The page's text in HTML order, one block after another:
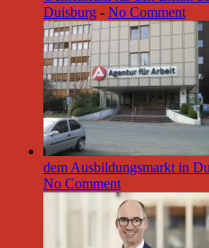
Duisburg - No Comment
dem Ausbildungsmarkt in
No Comment